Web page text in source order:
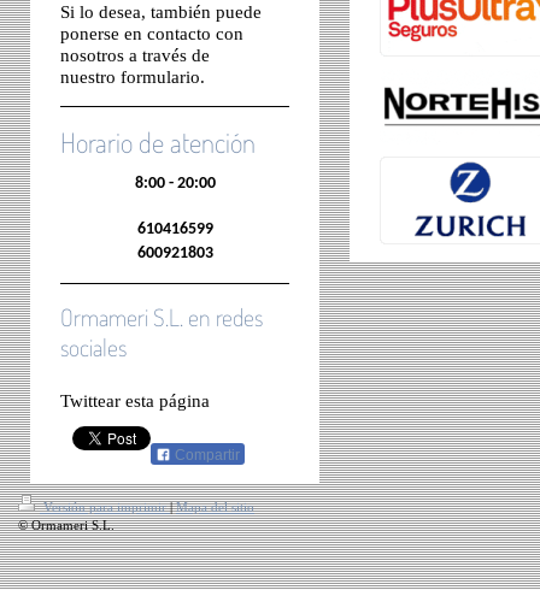
Si lo desea, también puede
ponerse en contacto con
nosotros a través de
nuestro formulario.
Horario de atención
8:00 - 20:00
610416599
600921803
Ormameri S.L. en redes
sociales
Twittear esta página
Compartir
Versión para imprimir| Mapa del sitio
© Ormameri S.L.